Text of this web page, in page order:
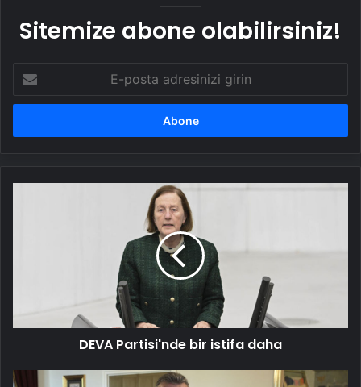
Sitemize abone olabilirsiniz!
posta
adresinizi
DEVA Partisi'nde bir istifa daha
AK